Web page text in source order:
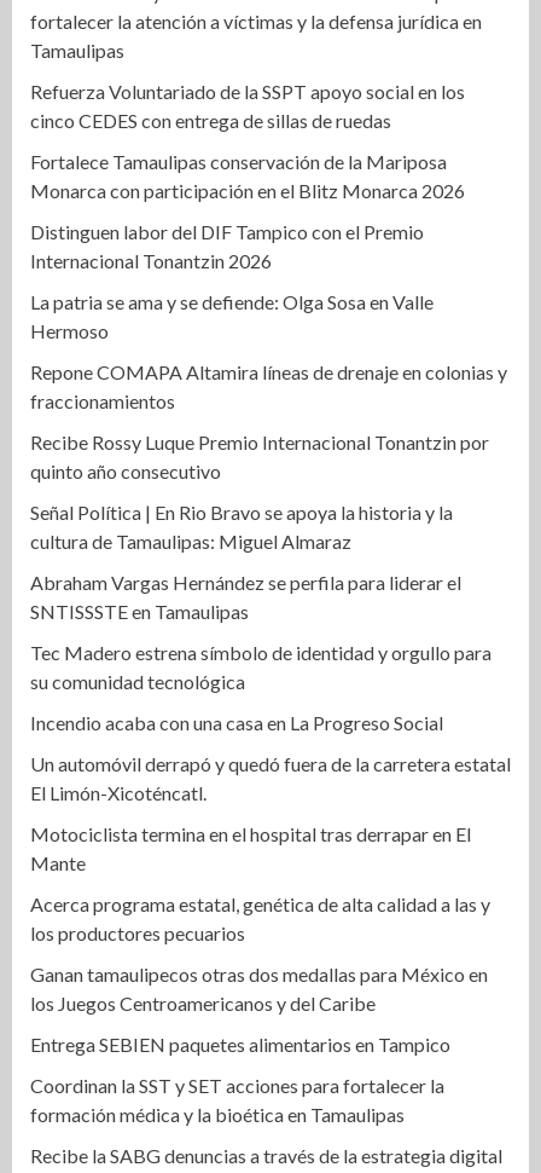
fortalecer la atención a víctimas y la defensa jurídica en
Tamaulipas
Refuerza Voluntariado de la SSPT apoyo social en los
cinco CEDES con entrega de sillas de ruedas
Fortalece Tamaulipas conservación de la Mariposa
Monarca con participación en el Blitz Monarca 2026
Distinguen labor del DIF Tampico con el Premio
Internacional Tonantzin 2026
La patria se ama y se defiende: Olga Sosa en Valle
Hermoso
Repone COMAPA Altamira líneas de drenaje en colonias y
fraccionamientos
Recibe Rossy Luque Premio Internacional Tonantzin por
quinto año consecutivo
Señal Política | En Rio Bravo se apoya la historia y la
cultura de Tamaulipas: Miguel Almaraz
Abraham Vargas Hernández se perfila para liderar el
SNTISSSTE en Tamaulipas
Tec Madero estrena símbolo de identidad y orgullo para
su comunidad tecnológica
Incendio acaba con una casa en La Progreso Social
Un automóvil derrapó y quedó fuera de la carretera estatal
El Limón-Xicoténcatl.
Motociclista termina en el hospital tras derrapar en El
Mante
Acerca programa estatal, genética de alta calidad a las y
los productores pecuarios
Ganan tamaulipecos otras dos medallas para México en
los Juegos Centroamericanos y del Caribe
Entrega SEBIEN paquetes alimentarios en Tampico
Coordinan la SST y SET acciones para fortalecer la
formación médica y la bioética en Tamaulipas
Recibe la SABG denuncias a través de la estrategia digital